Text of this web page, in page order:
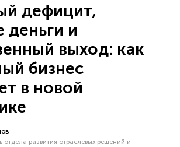
дефицит,
деньги и
выход: как
бизнес
в новой
отдела развития отраслевых решений и